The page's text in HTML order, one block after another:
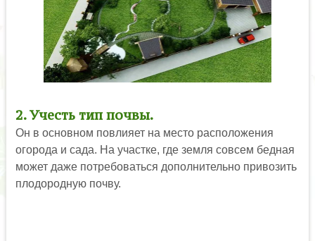
2. Учесть тип почвы.
Он в основном повлияет на место расположения
огорода и сада. На участке, где земля совсем бедная
может даже потребоваться дополнительно привозить
плодородную почву.